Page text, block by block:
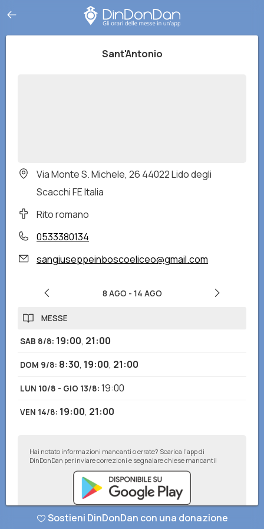
Sant'Antonio
Via Monte S. Michele, 26 44022 Lido degli
Scacchi FE Italia
Rito romano
0533380134
sangiuseppeinboscoeliceo@gmail.com
8 AGO - 14 AGO
MESSE
SAB 8/8: 19:00, 21:00
DOM 9/8: 8:30, 19:00, 21:00
LUN 10/8 - GIO 13/8: 19:00
VEN 14/8: 19:00, 21:00
Hai notato informazioni mancanti o errate? Scarica l'app di
DinDonDan per inviare correzioni e segnalare chiese mancanti!
Sostieni DinDonDan con una donazione